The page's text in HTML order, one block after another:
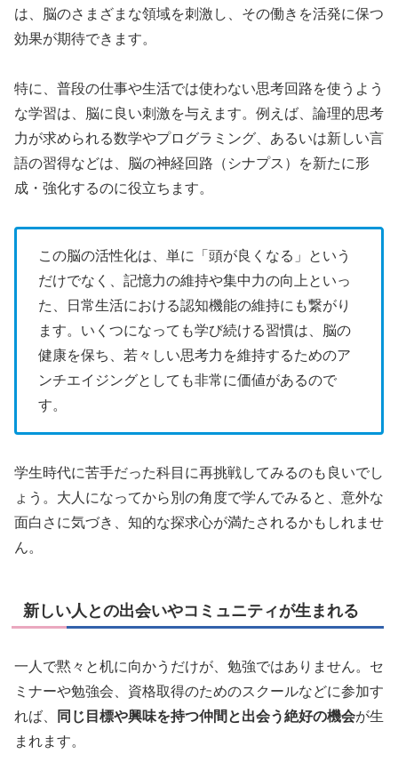
は、脳のさまざまな領域を刺激し、その働きを活発に保つ
効果が期待できます。
特に、普段の仕事や生活では使わない思考回路を使うよう
な学習は、脳に良い刺激を与えます。例えば、論理的思考
力が求められる数学やプログラミング、あるいは新しい言
語の習得などは、脳の神経回路（シナプス）を新たに形
成・強化するのに役立ちます。
この脳の活性化は、単に「頭が良くなる」という
だけでなく、記憶力の維持や集中力の向上といっ
た、日常生活における認知機能の維持にも繋がり
ます。いくつになっても学び続ける習慣は、脳の
健康を保ち、若々しい思考力を維持するためのア
ンチエイジングとしても非常に価値があるので
す。
学生時代に苦手だった科目に再挑戦してみるのも良いでし
ょう。大人になってから別の角度で学んでみると、意外な
面白さに気づき、知的な探求心が満たされるかもしれませ
ん。
新しい人との出会いやコミュニティが生まれる
一人で黙々と机に向かうだけが、勉強ではありません。セ
ミナーや勉強会、資格取得のためのスクールなどに参加す
れば、
同じ目標や興味を持つ仲間と出会う絶好の機会が生
まれます。